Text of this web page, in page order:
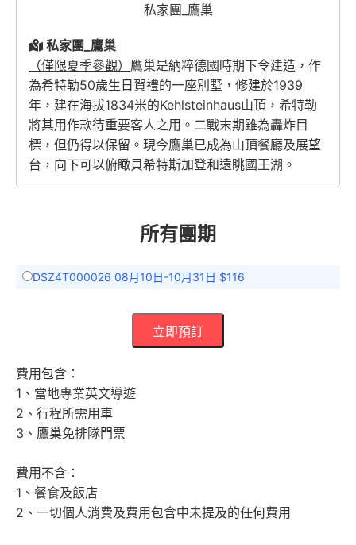
私家團_鷹巢
私家團_鷹巢
（僅限夏季參觀） 鷹巢是納粹德國時期下令建造，作
為希特勒50歲生日賀禮的一座別墅，修建於1939
年，建在海拔1834米的Kehlsteinhaus山頂，希特勒
將其用作款待重要客人之用。二戰末期雖為轟炸目
標，但仍得以保留。現今鷹巢已成為山頂餐廳及展望
台，向下可以俯瞰貝希特斯加登和遠眺國王湖。
所有團期
DSZ4T000026 08月10日-10月31日 $116
立即預訂
費用包含：
1、當地專業英文導遊
2、行程所需用車
3、鷹巢免排隊門票
費用不含：
1、餐食及飯店
2、一切個人消費及費用包含中未提及的任何費用